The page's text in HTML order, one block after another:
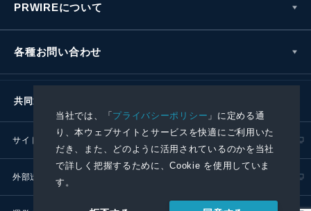
当社では、「プライバシーポリシー 」に定める通
り、本ウェブサイトとサービスを快適にご利用いた
だき、また、どのように活用されているのかを当社
で詳しく把握するために、Cookie を使用していま
す。
PRWIREについて
各種お問い合わせ
共同通信社グループ
サイトポリシー プライバシーポリシー
外部送信ポリシー